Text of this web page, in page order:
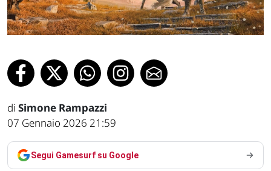
di Simone Rampazzi
07 Gennaio 2026 21:59
Segui Gamesurf su Google